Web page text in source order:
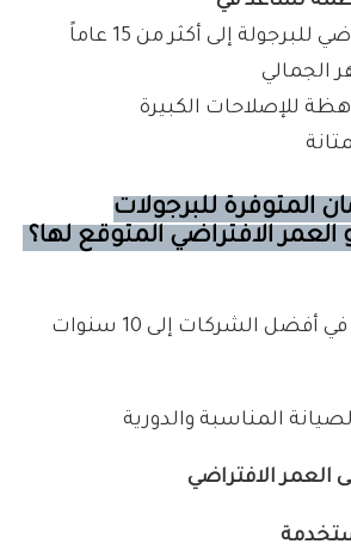
إلى أكثر من 15 عاماً
الجمالي
للإصلاحات الكبيرة
المتوفرة للبرجولات
الافتراضي المتوقع لها؟
الشركات إلى 10 سنوات
العمر الافتراضي